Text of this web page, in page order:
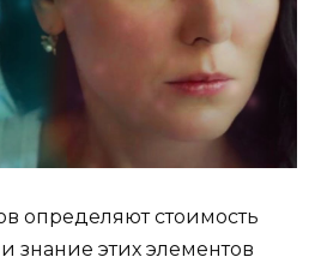
определяют стоимость
знание этих элементов